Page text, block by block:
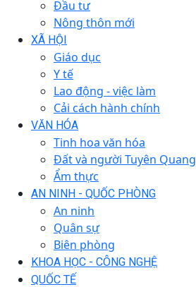
Đầu tư
Nông thôn mới
XÃ HỘI
Giáo dục
Y tế
Lao động - việc làm
Cải cách hành chính
VĂN HÓA
Tinh hoa văn hóa
Đất và người Tuyên Quang
Ẩm thực
AN NINH - QUỐC PHÒNG
An ninh
Quân sự
Biên phòng
KHOA HỌC - CÔNG NGHỆ
QUỐC TẾ